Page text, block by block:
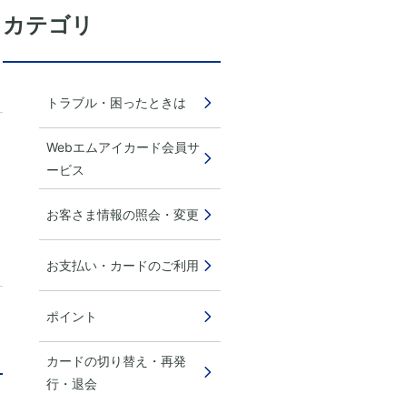
カテゴリ
トラブル・困ったときは
Webエムアイカード会員サ
ービス
お客さま情報の照会・変更
お支払い・カードのご利用
ポイント
カードの切り替え・再発
行・退会